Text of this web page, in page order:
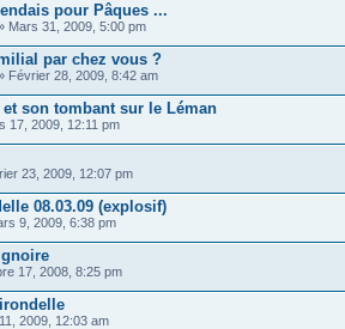
pour Pâques ...
Mars 31, 2009, 5:00 pm
par chez vous ?
Février 28, 2009, 8:42 am
son tombant sur le Léman
17, 2009, 12:11 pm
23, 2009, 12:07 pm
08.03.09 (explosif)
9, 2009, 6:38 pm
17, 2008, 8:25 pm
2009, 12:03 am